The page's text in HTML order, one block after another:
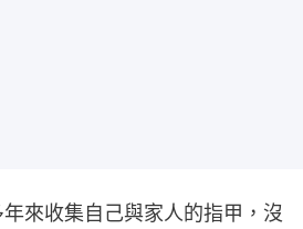
來收集自己與家人的指甲，沒